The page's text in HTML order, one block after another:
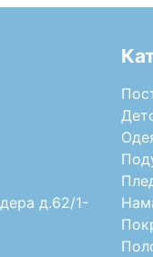
д.62/1-